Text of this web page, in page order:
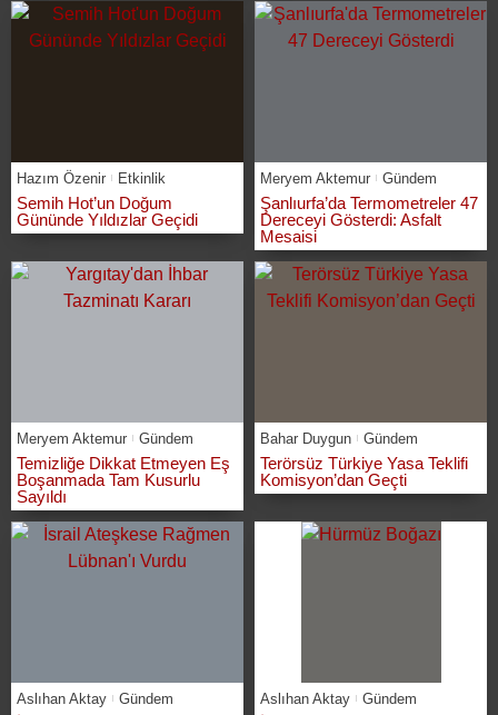
Hazım Özenir Etkinlik
Semih Hot’un Doğum
Gününde Yıldızlar Geçidi
Meryem Aktemur Gündem
Şanlıurfa’da Termometreler 47
Dereceyi Gösterdi: Asfalt
Mesaisi
Meryem Aktemur Gündem
Temizliğe Dikkat Etmeyen Eş
Boşanmada Tam Kusurlu
Sayıldı
Bahar Duygun Gündem
Terörsüz Türkiye Yasa Teklifi
Komisyon’dan Geçti
Aslıhan Aktay Gündem Aslıhan Aktay Gündem